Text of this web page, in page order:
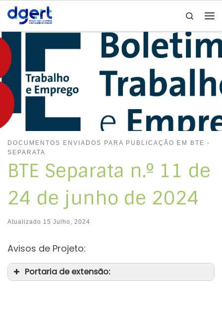
Skip to content
Search
DOCUMENTOS ENVIADOS PARA PUBLICAÇÃO EM BTE -
SEPARATA
BTE Separata n.º 11 de
24 de junho de 2024
Atualizado 15 Julho, 2024
Avisos de Projeto:
Portaria de extensão: